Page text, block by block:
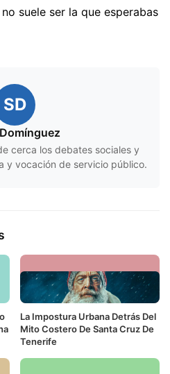
suele ser la que esperabas
SD
cerca los debates sociales y
y vocación de servicio público.
La Impostura Urbana Detrás Del
Mito Costero De Santa Cruz De
Tenerife